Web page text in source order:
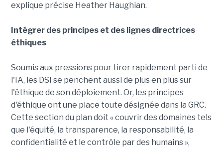
explique précise Heather Haughian.
Intégrer des principes et des lignes directrices
éthiques
Soumis aux pressions pour tirer rapidement parti de
l'IA, les DSI se penchent aussi de plus en plus sur
l'éthique de son déploiement. Or, les principes
d'éthique ont une place toute désignée dans la GRC.
Cette section du plan doit « couvrir des domaines tels
que l'équité, la transparence, la responsabilité, la
confidentialité et le contrôle par des humains »,